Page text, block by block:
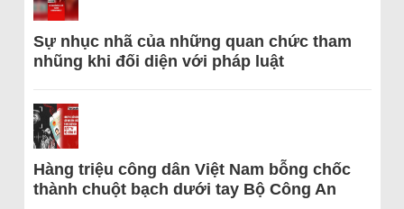
Sự nhục nhã của những quan chức tham
nhũng khi đối diện với pháp luật
Hàng triệu công dân Việt Nam bỗng chốc
thành chuột bạch dưới tay Bộ Công An